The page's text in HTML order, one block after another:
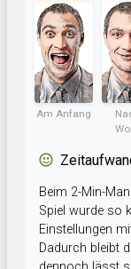
Am Anfang
Beim 2-Min-
Spiel wurde so
Einstellungen
Dadurch bleibt